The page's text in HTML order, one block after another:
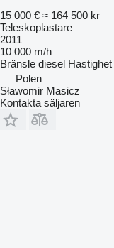
15 000 € ≈ 164 500 kr
Teleskoplastare
2011
10 000 m/h
Bränsle diesel Hastighet
Polen
Sławomir Masicz
Kontakta säljaren